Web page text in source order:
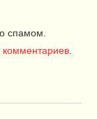
спамом.
комментариев